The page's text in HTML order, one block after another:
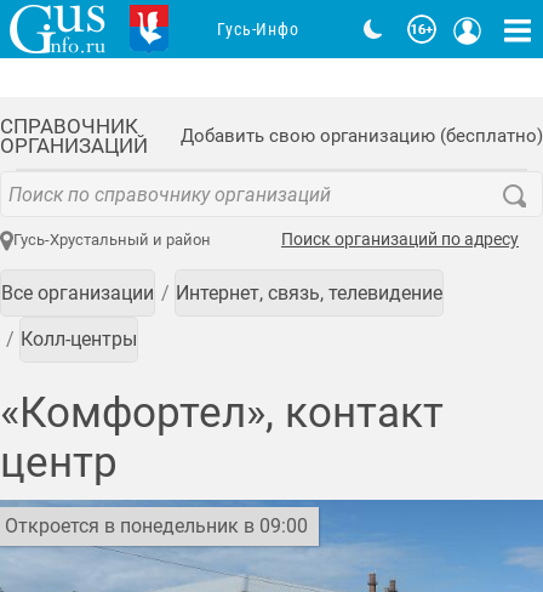
СПРАВОЧНИК
ОРГАНИЗАЦИЙ
Добавить свою организацию (бесплатно)
Гусь-Хрустальный и район Поиск организаций по адресу
Все организации Интернет, связь, телевидение
Колл-центры
«Комфортел», контакт
центр
Откроется в понедельник в 09:00
Гусь-Инфо